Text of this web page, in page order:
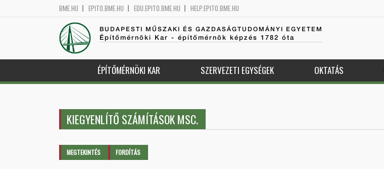
BME.HU EPITO.BME.HU EDU.EPITO.BME.HU HELP.EPITO.BME.HU
BUDAPESTI MŰSZAKI ÉS GAZDASÁGTUDOMÁNYI EGYETEM
Építőmérnöki Kar - építőmérnök képzés 1782 óta
ÉPÍTŐMÉRNÖKI KAR SZERVEZETI EGYSÉGEK OKTATÁS
KIEGYENLÍTŐ SZÁMÍTÁSOK MSC.
Elsődleges fülek
MEGTEKINTÉS (AKTÍVFORDÍTÁS